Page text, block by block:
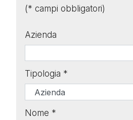
(* campi obbligatori)
Azienda
Tipologia *
Nome *